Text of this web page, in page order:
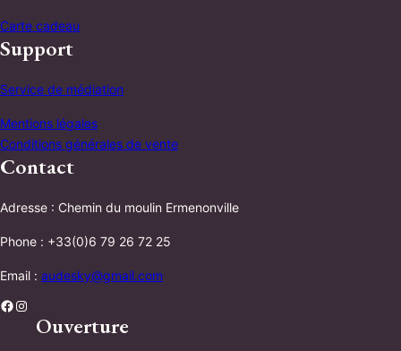
Carte cadeau
Support
Service de médiation
Mentions légales
Conditions générales de vente
Contact
Adresse : Chemin du moulin Ermenonville
Phone : +33(0)6 79 26 72 25
Email : audesky@gmail.com
Facebook Instagram
Ouverture